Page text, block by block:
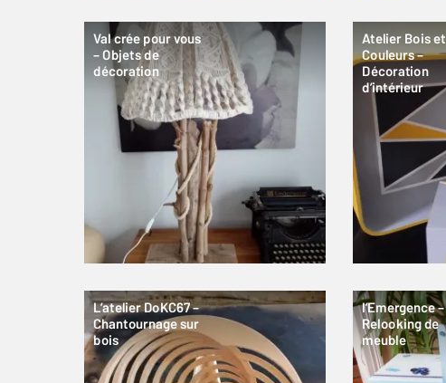
Val crée pour vous
– Objets de
décoration
Atelier Bois et
Couleurs –
Décoration
d’intérieur
L’atelier DoKC67 –
Chantournage sur
bois
l’Emergence –
Relooking de
meuble